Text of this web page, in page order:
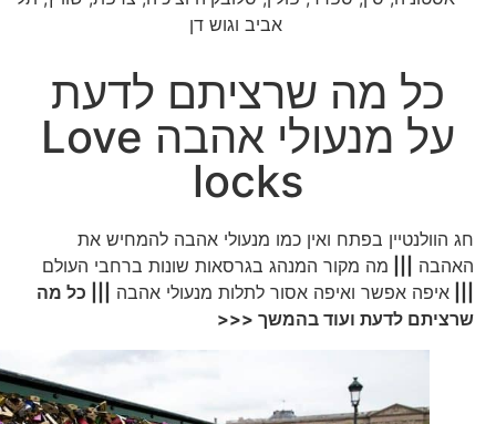
אביב וגוש דן
כל מה שרציתם לדעת
על מנעולי אהבה Love
locks
חג הוולנטיין בפתח ואין כמו מנעולי אהבה להמחיש את
האהבה|||
מה מקור המנהג בגרסאות שונות ברחבי העולם
איפה אפשר ואיפה אסור לתלות מנעולי אהבה||| כל מה
שרציתם לדעת ועוד בהמשך <<<